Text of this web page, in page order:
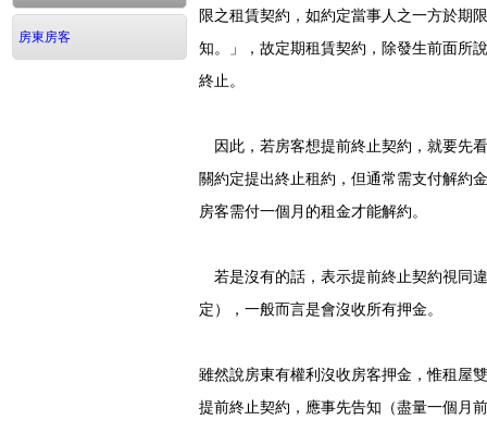
房東房客
限之租賃契約，如約定當事人之一方於期
知。」，故定期租賃契約，除發生前面所
終止。
因此，若房客想提前終止契約，就要先
關約定提出終止租約，但通常需支付解約
房客需付一個月的租金才能解約。
若是沒有的話，表示提前終止契約視同
定），一般而言是會沒收所有押金。
雖然說房東有權利沒收房客押金，惟租屋
提前終止契約，應事先告知（盡量一個月